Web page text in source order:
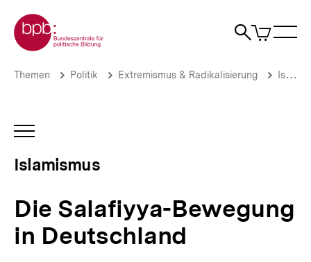
zum
Seiteninhalt
springen
Zur Startseite der bpb
Suche
Artikel
im
Die
Deutschland
Islamismus
Brotkrümelnavigation
Pfadnavigation
Themen Politik Extremismus & Radikalisierung Islamismus
INHALTSNAVIGATION
Islamismus
Die Salafiyya-Bewegung
in Deutschland